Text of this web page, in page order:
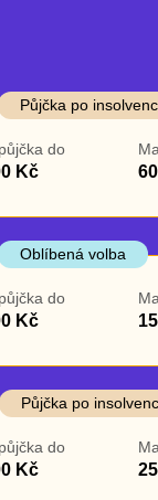
zdarma
Půjčka po
do
Kč
Oblíbená volba
do
Kč
Půjčka po
do
Kč